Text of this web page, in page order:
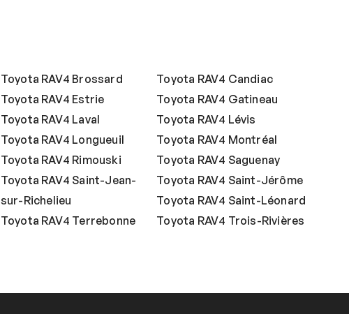
Toyota RAV4 Brossard
Toyota RAV4 Candiac
Toyota RAV4 Estrie
Toyota RAV4 Gatineau
Toyota RAV4 Laval
Toyota RAV4 Lévis
Toyota RAV4 Longueuil
Toyota RAV4 Montréal
Toyota RAV4 Rimouski
Toyota RAV4 Saguenay
Toyota RAV4 Saint-Jean-
sur-Richelieu
Toyota RAV4 Saint-Jérôme
Toyota RAV4 Saint-Léonard
Toyota RAV4 Terrebonne
Toyota RAV4 Trois-Rivières